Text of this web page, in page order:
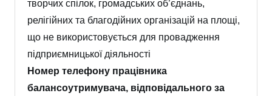
творчих спілок, громадських об’єднань,
релігійних та благодійних організацій на площі,
що не використовується для провадження
підприємницької діяльності
Номер телефону працівника
балансоутримувача, відповідального за